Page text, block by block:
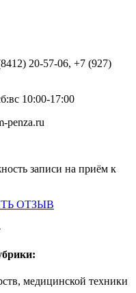
20-57-06, +7 (927)
10:00-17:00
penza.ru
записи на приём к
ОТЗЫВ
медицинской техники